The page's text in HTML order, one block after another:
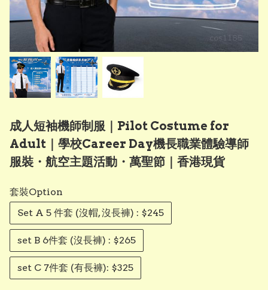
成人短袖機師制服｜Pilot Costume for
Adult｜學校Career Day機長職業體驗導師
服裝・航空主題活動・萬聖節｜香港現貨
套裝Option
Set A 5 件套 (沒帽, 沒長褲) : $245
set B 6件套 (沒長褲) : $265
set C 7件套 (有長褲): $325